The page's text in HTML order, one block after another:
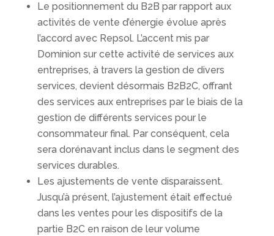
Le positionnement du B2B par rapport aux
activités de vente d’énergie évolue après
l’accord avec Repsol. L’accent mis par
Dominion sur cette activité de services aux
entreprises, à travers la gestion de divers
services, devient désormais B2B2C, offrant
des services aux entreprises par le biais de la
gestion de différents services pour le
consommateur final. Par conséquent, cela
sera dorénavant inclus dans le segment des
services durables.
Les ajustements de vente disparaissent.
Jusqu’à présent, l’ajustement était effectué
dans les ventes pour les dispositifs de la
partie B2C en raison de leur volume